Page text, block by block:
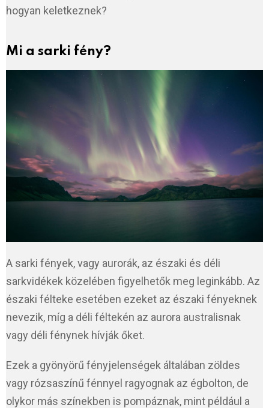
hogyan keletkeznek?
Mi a sarki fény?
A sarki fények, vagy aurorák, az északi és déli
sarkvidékek közelében figyelhetők meg leginkább. Az
északi félteke esetében ezeket az északi fényeknek
nevezik, míg a déli féltekén az aurora australisnak
vagy déli fénynek hívják őket.
Ezek a gyönyörű fényjelenségek általában zöldes
vagy rózsaszínű fénnyel ragyognak az égbolton, de
olykor más színekben is pompáznak, mint például a